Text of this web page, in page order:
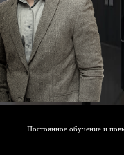
Постоянное обучение и